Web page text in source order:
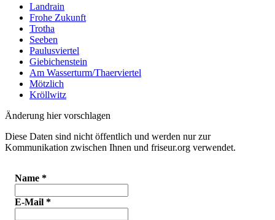
Landrain
Frohe Zukunft
Trotha
Seeben
Paulusviertel
Giebichenstein
Am Wasserturm/Thaerviertel
Mötzlich
Kröllwitz
Änderung hier vorschlagen
Diese Daten sind nicht öffentlich und werden nur zur
Kommunikation zwischen Ihnen und friseur.org verwendet.
Name *
E-Mail *